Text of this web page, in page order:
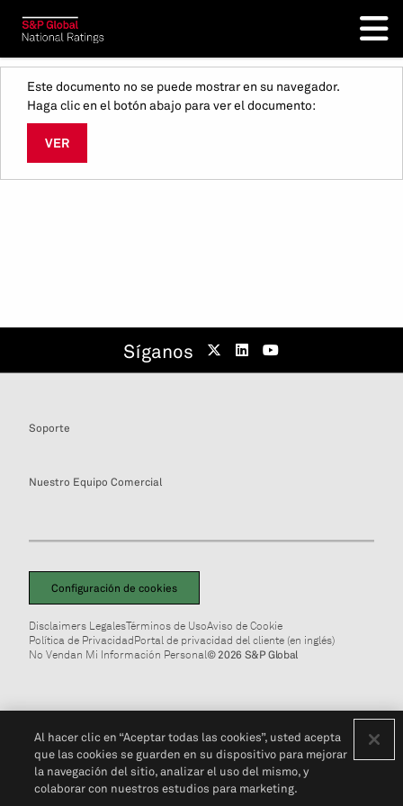
Este documento no se puede mostrar en su navegador.
Haga clic en el botón abajo para ver el documento:
VER
Síganos
Soporte
Nuestro Equipo Comercial
Configuración de cookies
Disclaimers LegalesTérminos de UsoAviso de Cookie
Política de PrivacidadPortal de privacidad del cliente (en inglés)
No Vendan Mi Información Personal© 2026 S&P Global
Al hacer clic en “Aceptar todas las cookies”, usted acepta
que las cookies se guarden en su dispositivo para mejorar
la navegación del sitio, analizar el uso del mismo, y
colaborar con nuestros estudios para marketing.